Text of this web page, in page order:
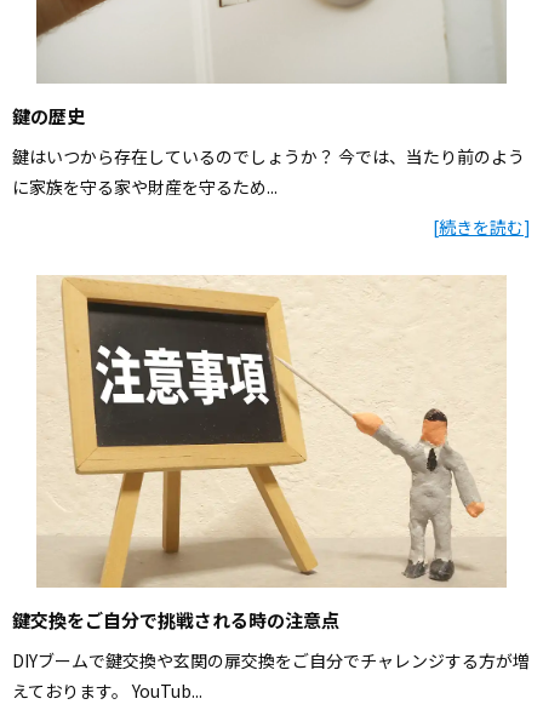
鍵の歴史
鍵はいつから存在しているのでしょうか？ 今では、当たり前のよう
に家族を守る家や財産を守るため...
[続きを読む]
鍵交換をご自分で挑戦される時の注意点
DIYブームで鍵交換や玄関の扉交換をご自分でチャレンジする方が増
えております。 YouTub...